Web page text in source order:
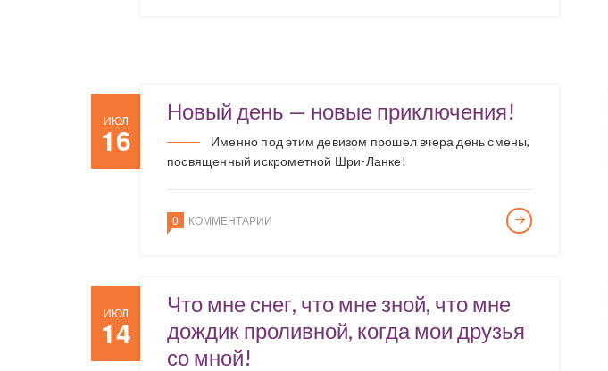
ИЮЛ
16
Новый день — новые приключения!
Именно под этим девизом прошел вчера день смены,
посвященный искрометной Шри-Ланке!
0 КОММЕНТАРИИ
ИЮЛ
14
Что мне снег, что мне зной, что мне
дождик проливной, когда мои друзья
со мной!